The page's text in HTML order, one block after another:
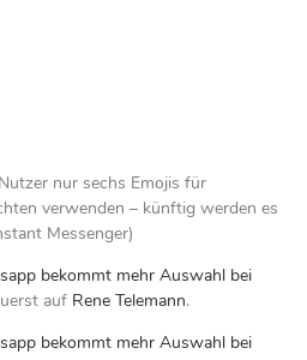
nur sechs Emojis für
verwenden – künftig werden es
Messenger)
bekommt mehr Auswahl bei
auf Rene Telemann.
bekommt mehr Auswahl bei